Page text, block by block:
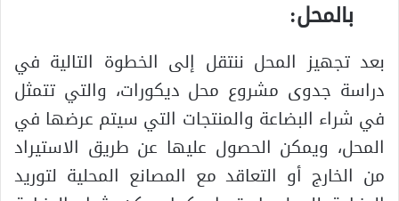
بالمحل:
بعد تجهيز المحل ننتقل إلى الخطوة التالية في
دراسة جدوى مشروع محل ديكورات، والتي تتمثل
في شراء البضاعة والمنتجات التي سيتم عرضها في
المحل، ويمكن الحصول عليها عن طريق الاستيراد
من الخارج أو التعاقد مع المصانع المحلية لتوريد